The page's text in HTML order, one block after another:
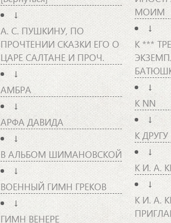
↓
А. С. ПУШКИНУ, ПО
ПРОЧТЕНИИ СКАЗКИ ЕГО О
ЦАРЕ САЛТАНЕ И ПРОЧ.
↓
АМБРА
↓
АРФА ДАВИДА
↓
В АЛЬБОМ ШИМАНОВСКОЙ
↓
ВОЕННЫЙ ГИМН ГРЕКОВ
↓
ГИМН ВЕНЕРЕ
МОИМ
↓
К ***
↓
К NN
↓
К ДРУГУ
↓
К И. А.
↓
К И. А.